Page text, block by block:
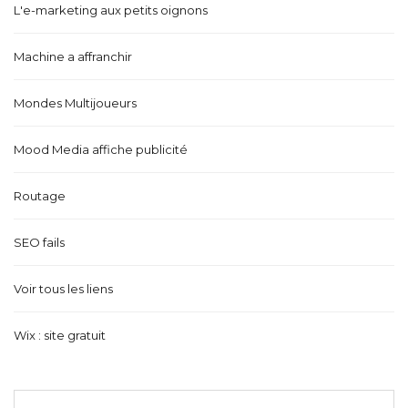
L'e-marketing aux petits oignons
Machine a affranchir
Mondes Multijoueurs
Mood Media affiche publicité
Routage
SEO fails
Voir tous les liens
Wix : site gratuit